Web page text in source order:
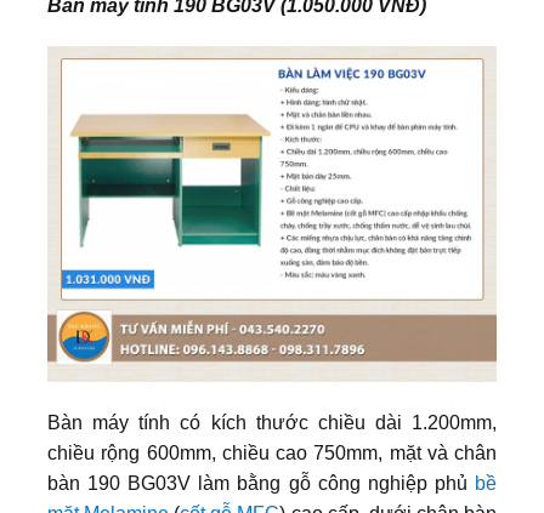
Bàn máy tính 190 BG03V (1.050.000 VNĐ)
Bàn máy tính có kích thước chiều dài 1.200mm,
chiều rộng 600mm, chiều cao 750mm, mặt và chân
bàn 190 BG03V làm bằng gỗ công nghiệp phủ bề